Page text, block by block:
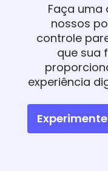
Faça
nossos
controle
que sua
experiência